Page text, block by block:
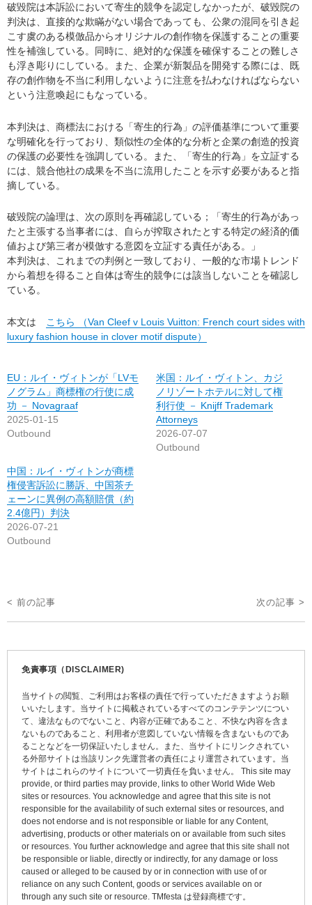
破毀院は本訴訟において寄生的競争を認定しなかったが、破毀院の
判決は、直接的な欺瞞がない場合であっても、公衆の混同を引き起
こす虞のある模倣品からオリジナルの創作物を保護することの重要
性を補強している。同時に、絶対的な保護を確保することの難しさ
も浮き彫りにしている。また、企業が新製品を開発する際には、既
存の創作物を不当に利用しないように注意を払わなければならない
という注意喚起にもなっている。
本判決は、商標法における「寄生的行為」の評価基準について重要
な明確化を行っており、類似性の全体的な分析と企業の創造的投資
の保護の必要性を強調している。また、「寄生的行為」を立証する
には、競合他社の成果を不当に流用したことを示す必要があると指
摘している。
破毀院の論理は、次の原則を再確認している；「寄生的行為があっ
たと主張する当事者には、自らが搾取されたとする特定の経済的価
値および第三者が模倣する意図を立証する責任がある。」
本判決は、これまでの判例と一致しており、一般的な市場トレンド
から着想を得ること自体は寄生的競争には該当しないことを確認し
ている。
本文は
こちら （Van Cleef v Louis Vuitton: French court sides with
luxury fashion house in clover motif dispute）
EU：ルイ・ヴィトンが「LVモ
ノグラム」商標権の行使に成
功 － Novagraaf
2025-01-15
Outbound
米国：ルイ・ヴィトン、カジ
ノリゾートホテルに対して権
利行使 － Knijff Trademark
Attorneys
2026-07-07
Outbound
中国：ルイ・ヴィトンが商標
権侵害訴訟に勝訴、中国茶チ
ェーンに異例の高額賠償（約
2.4億円）判決
2026-07-21
Outbound
投
稿
< 前の記事 次の記事 >
免責事項（DISCLAIMER)
当サイトの閲覧、ご利用はお客様の責任で行っていただきますようお願
いいたします。当サイトに掲載されているすべてのコンテテンツについ
て、違法なものでないこと、内容が正確であること、不快な内容を含ま
ないものであること、利用者が意図していない情報を含まないものであ
ることなどを一切保証いたしません。また、当サイトにリンクされてい
る外部サイトは当該リンク先運営者の責任により運営されています。当
サイトはこれらのサイトについて一切責任を負いません。 This site may
provide, or third parties may provide, links to other World Wide Web
sites or resources. You acknowledge and agree that this site is not
responsible for the availability of such external sites or resources, and
does not endorse and is not responsible or liable for any Content,
advertising, products or other materials on or available from such sites
or resources. You further acknowledge and agree that this site shall not
be responsible or liable, directly or indirectly, for any damage or loss
caused or alleged to be caused by or in connection with use of or
reliance on any such Content, goods or services available on or
through any such site or resource. TMfesta は登録商標です。